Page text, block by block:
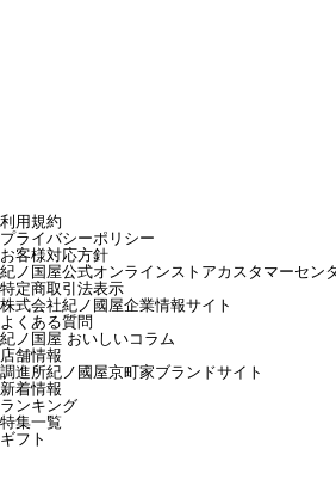
利用規約
プライバシーポリシー
お客様対応方針
紀ノ国屋公式オンラインストアカスタマーセン
特定商取引法表示
株式会社紀ノ國屋企業情報サイト
よくある質問
紀ノ国屋 おいしいコラム
店舗情報
調進所紀ノ國屋京町家ブランドサイト
新着情報
ランキング
特集一覧
ギフト